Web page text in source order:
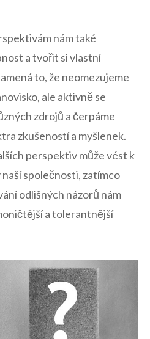
nám také
a tvořit ⁢si vlastní
to,‌ že neomezujeme
ale aktivně se
zdrojů a čerpáme
zkušeností a myšlenek.
perspektiv‍ může vést k
společnosti, zatímco
odlišných názorů nám
a tolerantnější